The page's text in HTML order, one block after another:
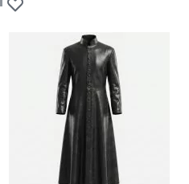
Zur Wunschliste hinzufügen